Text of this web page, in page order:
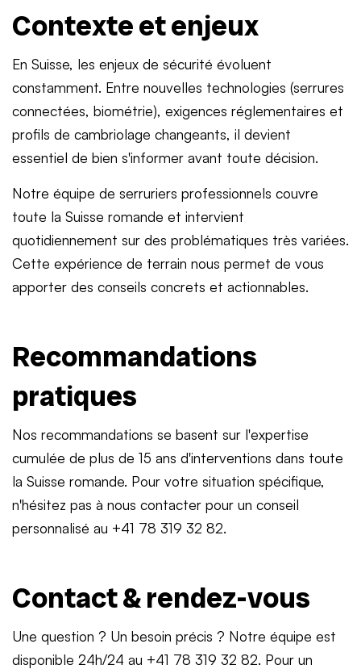
Contexte et enjeux
En Suisse, les enjeux de sécurité évoluent
constamment. Entre nouvelles technologies (serrures
connectées, biométrie), exigences réglementaires et
profils de cambriolage changeants, il devient
essentiel de bien s'informer avant toute décision.
Notre équipe de serruriers professionnels couvre
toute la Suisse romande et intervient
quotidiennement sur des problématiques très variées.
Cette expérience de terrain nous permet de vous
apporter des conseils concrets et actionnables.
Recommandations
pratiques
Nos recommandations se basent sur l'expertise
cumulée de plus de 15 ans d'interventions dans toute
la Suisse romande. Pour votre situation spécifique,
n'hésitez pas à nous contacter pour un conseil
personnalisé au +41 78 319 32 82.
Contact & rendez-vous
Une question ? Un besoin précis ? Notre équipe est
disponible 24h/24 au +41 78 319 32 82. Pour un